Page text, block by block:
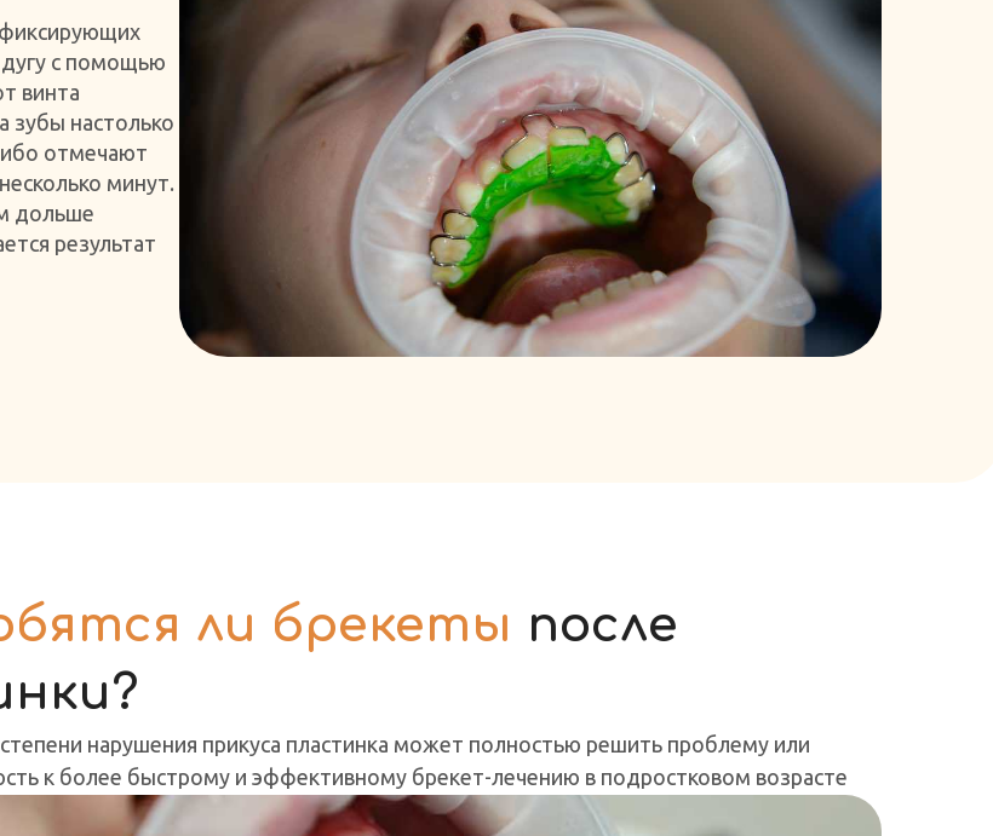
фиксирующих
с помощью
винта
зубы настолько
отмечают
минут.
дольше
результат
ли брекеты после
нарушения прикуса пластинка может полностью решить проблему или
к более быстрому и эффективному брекет-лечению в подростковом возрасте